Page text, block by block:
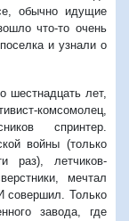
обычно идущие
что-то очень
и узнали о
шестнадцать лет,
комсомолец,
спринтер.
войны (только
раз), летчиков-
мечтал
совершил. Только
завода, где